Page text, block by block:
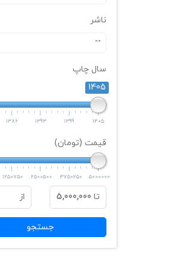
ناشر
--
سال چاپ
1405
1386 1393 1399 1405
قیمت (تومان)
1250750 2500500 3750250 5000000
تا 5,000,000 از
جستجو